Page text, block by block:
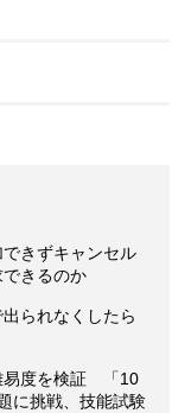
きずキャンセル
きるのか
られなくしたら
易度を検証 「10
に挑戦、技能試験